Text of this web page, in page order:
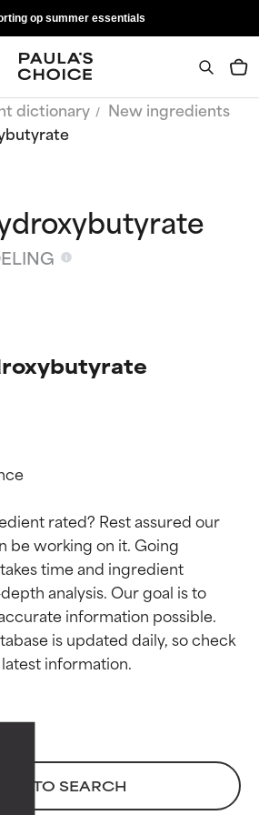
op summer essentials
dictionary
New ingredients
rated? Rest assured our
be working on it. Going
time and ingredient
analysis. Our goal is to
information possible.
is updated daily, so check
TO SEARCH
van
en ondersteund door
onderzoek.
actief ingrediënt
van
en ondersteund door
onderzoek.
actief ingrediënt